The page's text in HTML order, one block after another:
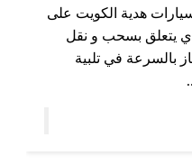
هدية الكويت على
يتعلق بسحب و نقل
بالسرعة في تلبية